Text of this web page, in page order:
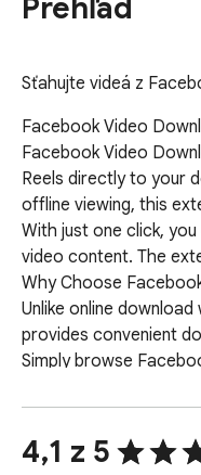
Prehľad
Sťahujte videá z
Facebook Video
Facebook Video
Reels directly to your
offline viewing, this
With just one click,
video content. The
Why Choose
Unlike online
provides convenient
Simply browse
🚀 Features
✅ One-Click
A download button
4,1 z 5